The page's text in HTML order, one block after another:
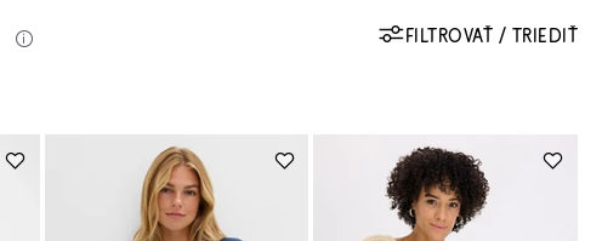
FILTROVAŤ / TRIEDIŤ